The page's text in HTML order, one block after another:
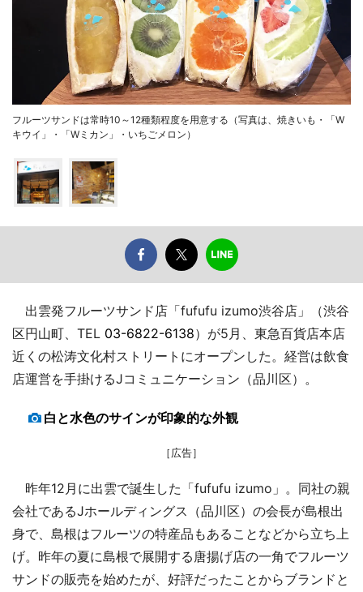
フルーツサンドは常時10～12種類程度を用意する（写真は、焼きいも・「W
キウイ」・「Wミカン」・いちごメロン）
出雲発フルーツサンド店「fufufu izumo渋谷店」（渋谷
区円山町、TEL 03-6822-6138）が5月、東急百貨店本店
近くの松涛文化村ストリートにオープンした。経営は飲食
店運営を手掛けるJコミュニケーション（品川区）。
白と水色のサインが印象的な外観
［広告］
昨年12月に出雲で誕生した「fufufu izumo」。同社の親
会社であるJホールディングス（品川区）の会長が島根出
身で、島根はフルーツの特産品もあることなどから立ち上
げ。昨年の夏に島根で展開する唐揚げ店の一角でフルーツ
サンドの販売を始めたが、好評だったことからブランドと